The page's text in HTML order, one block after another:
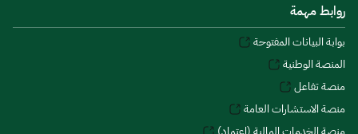
روابط مهمة
بوابة البيانات المفتوحة
المنصة الوطنية
منصة تفاعل
منصة الاستشارات العامة